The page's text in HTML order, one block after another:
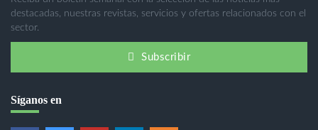
destacadas, nuestras revistas, servicios y ofertas relacionados con el
sector.
Subscribir
Síganos en